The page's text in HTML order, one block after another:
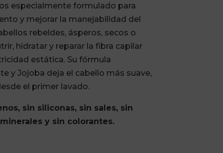
especialmente formulado para
y mejorar la manejabilidad del
rebeldes, ásperos, secos o
hidratar y reparar la fibra capilar
estática. Su fórmula
y Jojoba deja el cabello más suave,
el primer lavado.
sin siliconas, sin sales, sin
y sin colorantes.